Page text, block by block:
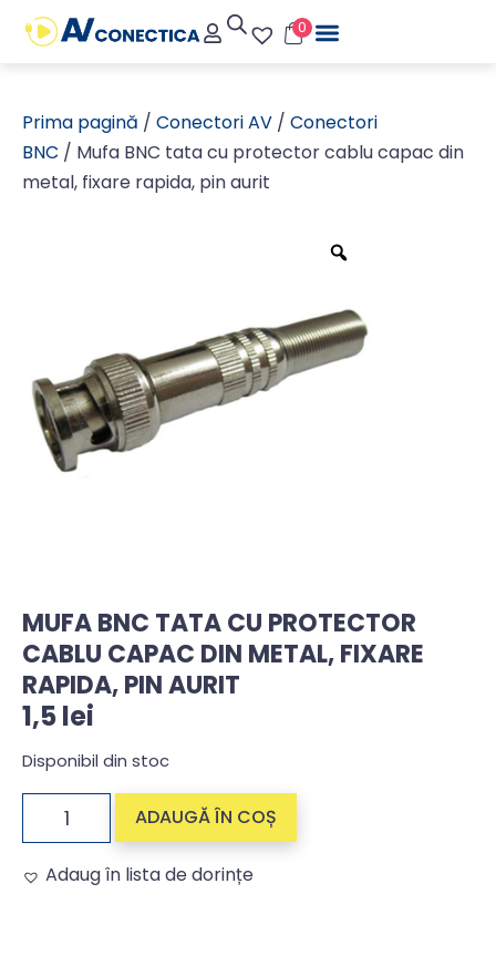
0
Prima pagină / Conectori AV / Conectori
BNC / Mufa BNC tata cu protector cablu capac din
metal, fixare rapida, pin aurit
MUFA BNC TATA CU PROTECTOR
CABLU CAPAC DIN METAL, FIXARE
RAPIDA, PIN AURIT
1,5lei
Disponibil din stoc
ADAUGĂ ÎN COȘ
Adaug în lista de dorințe